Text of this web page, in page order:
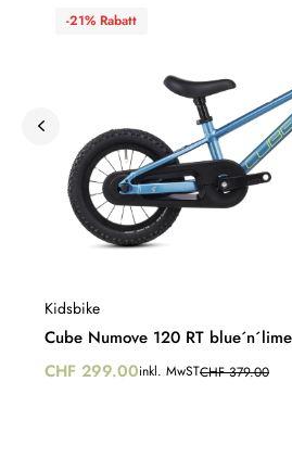
-21% Rabatt
Kidsbike
Cube Numove 120 RT blue´n´lime
CHF379.00
CHF 299.00inkl. MwST